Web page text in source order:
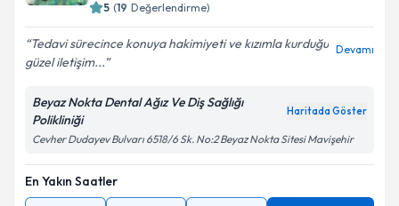
5 (19 Değerlendirme)
Tedavi sürecince konuya hakimiyeti ve kızımla kurduğu
güzel iletişim...
Devamı
Beyaz Nokta Dental Ağız Ve Diş Sağlığı
Polikliniği
Haritada Göster
Cevher Dudayev Bulvarı 6518/6 Sk. No:2 Beyaz Nokta Sitesi Mavişehir
En Yakın Saatler